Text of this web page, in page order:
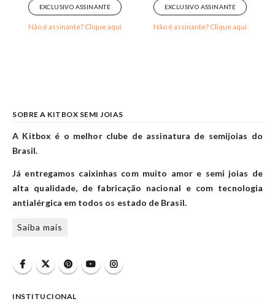
EXCLUSIVO ASSINANTE
Não é assinante? Clique aqui
EXCLUSIVO ASSINANTE
Não é assinante? Clique aqui
SOBRE A KITBOX SEMI JOIAS
A Kitbox é o melhor clube de assinatura de semijoias do
Brasil.
Já entregamos caixinhas com muito amor e semi joias de
alta qualidade, de fabricação nacional e com tecnologia
antialérgica em todos os estado de Brasil.
Saiba mais
INSTITUCIONAL